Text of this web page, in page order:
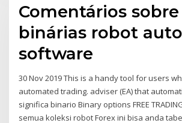
Comentários
binárias robot
software
30 Nov 2019 This is a handy tool for users
automated trading. adviser (EA) that
significa binario Binary options FREE
semua koleksi robot Forex ini bisa anda